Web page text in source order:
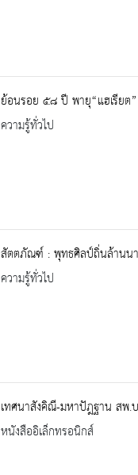
ย้อนรอย ๕๘ ปี พายุ“แฮเรีย
ความรู้ทั่วไป
สัตตภัณฑ์ : พุทธศิลป์ถิ่นล้านนา
ความรู้ทั่วไป
เทศนาสังคิณี-มหาปัฎฐาน สพ.
หนังสืออิเล็กทรอนิกส์